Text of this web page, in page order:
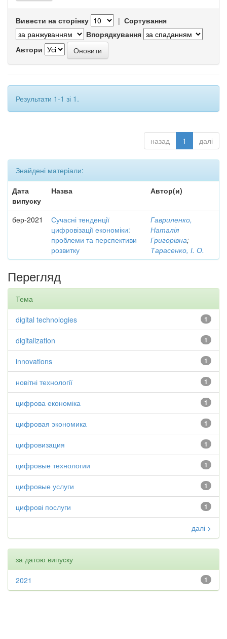
Вивести на сторінку | Сортування
Впорядкування
Автори
Результати 1-1 зі 1.
назад 1 далі
Знайдені матеріали:
Дата
випуску
Назва Автор(и)
бер-2021
Сучасні тенденції
цифровізації економіки:
проблеми та перспективи
розвитку
Гавриленко,
Наталія
Григорівна;
Тарасенко, І. О.
Перегляд
Тема
1
digital technologies
1
digitalization
1
innovations
1
новітні технології
1
цифрова економіка
1
цифровая экономика
1
цифровизация
1
цифровые технологии
1
цифровые услуги
1
цифрові послуги
далі >
за датою випуску
1
2021